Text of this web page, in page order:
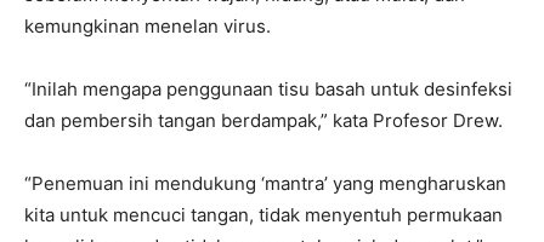
kemungkinan menelan virus.
“Inilah mengapa penggunaan tisu basah untuk desinfeksi
dan pembersih tangan berdampak,” kata Profesor Drew.
“Penemuan ini mendukung ‘mantra’ yang mengharuskan
kita untuk mencuci tangan, tidak menyentuh permukaan